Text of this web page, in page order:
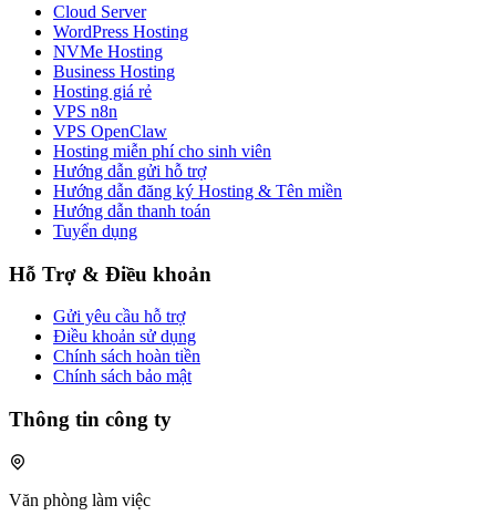
Cloud Server
WordPress Hosting
NVMe Hosting
Business Hosting
Hosting giá rẻ
VPS n8n
VPS OpenClaw
Hosting miễn phí cho sinh viên
Hướng dẫn gửi hỗ trợ
Hướng dẫn đăng ký Hosting & Tên miền
Hướng dẫn thanh toán
Tuyển dụng
Hỗ Trợ & Điều khoản
Gửi yêu cầu hỗ trợ
Điều khoản sử dụng
Chính sách hoàn tiền
Chính sách bảo mật
Thông tin công ty
Văn phòng làm việc